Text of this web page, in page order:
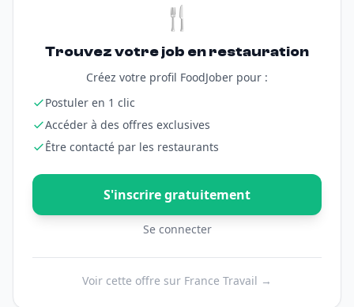
🍴
Trouvez votre job en restauration
Créez votre profil FoodJober pour :
Postuler en 1 clic
Accéder à des offres exclusives
Être contacté par les restaurants
S'inscrire gratuitement
Se connecter
Voir cette offre sur France Travail →